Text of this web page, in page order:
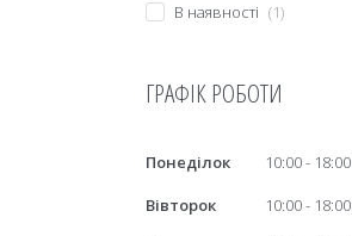
В наявності
1
ГРАФІК РОБОТИ
Понеділок 10:00
18:00
Вівторок
10:00
18:00